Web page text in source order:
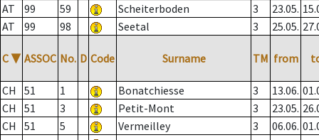
AT
99 59 Scheiterboden 3 23.05.
AT
99 98 Seetal 3 25.05.
C ▼ ASSOC No. D Code Surname TM from
CH 51 1 Bonatchiesse 3 13.06.
CH
51 3 Petit-Mont 3 23.05.
CH
51 5 Vermeilley 3 06.06.